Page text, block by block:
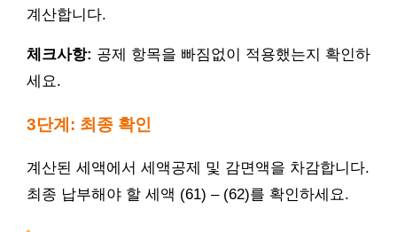
계산합니다.
체크사항: 공제 항목을 빠짐없이 적용했는지 확인하
세요.
3단계: 최종 확인
계산된 세액에서 세액공제 및 감면액을 차감합니다.
최종 납부해야 할 세액 (61) – (62)를 확인하세요.